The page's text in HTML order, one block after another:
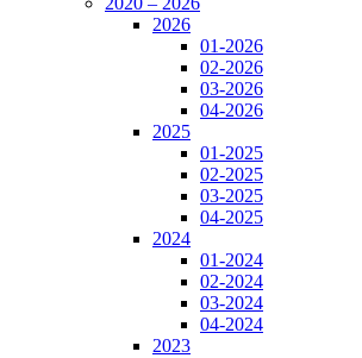
2026
01-2026
02-2026
03-2026
04-2026
2025
01-2025
02-2025
03-2025
04-2025
2024
01-2024
02-2024
03-2024
04-2024
2023